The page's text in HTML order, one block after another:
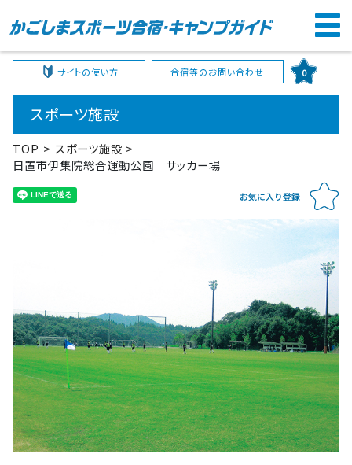
サイトの使い方 合宿等のお問い合わせ 0
スポーツ施設
TOP
スポーツ施設
日置市伊集院総合運動公園 サッカー場